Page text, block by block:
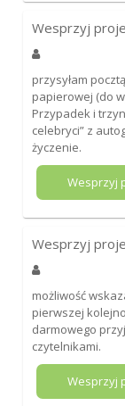
Wesprzyj
przysyłam
papierowej (do
Przypadek i
celebryci” z
życzenie.
Wesprzyj
Wesprzyj
możliwość
pierwszej
darmowego
czytelnikami.
Wesprzyj